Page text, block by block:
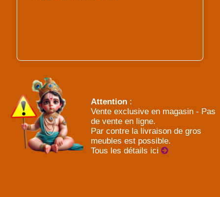
Attention :
Vente exclusive en magasin - Pas
de vente en ligne.
Par contre la livraison de gros
meubles est possible.
Tous les détails ici